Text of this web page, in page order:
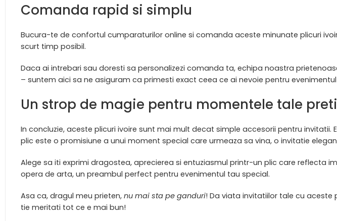
Comanda rapid si simplu
Bucura-te de confortul cumparaturilor online si comanda aceste minunate plicuri
scurt timp posibil.
Daca ai intrebari sau doresti sa personalizezi comanda ta, echipa noastra
– suntem aici sa ne asiguram ca primesti exact ceea ce ai nevoie pentru
Un strop de magie pentru momentele tale
In concluzie, aceste plicuri ivoire sunt mai mult decat simple accesorii pentru invitatii.
plic este o promisiune a unui moment special care urmeaza sa vina, o invitatie
Alege sa iti exprimi dragostea, aprecierea si entuziasmul printr-un plic care reflecta
opera de arta, un preambul perfect pentru evenimentul tau special.
Asa ca, dragul meu prieten, nu mai sta pe ganduri! Da viata invitatiilor tale cu aceste
tie meritati tot ce e mai bun!